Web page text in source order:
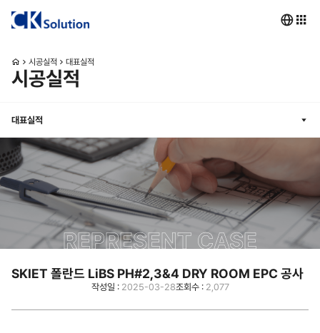
시공실적 대표실적
시공실적
대표실적
REPRESENT CASE
SKIET 폴란드 LiBS PH#2,3&4 DRY ROOM EPC 공사
작성일 : 2025-03-28조회수 : 2,077